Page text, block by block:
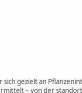
sich gezielt an
– von der